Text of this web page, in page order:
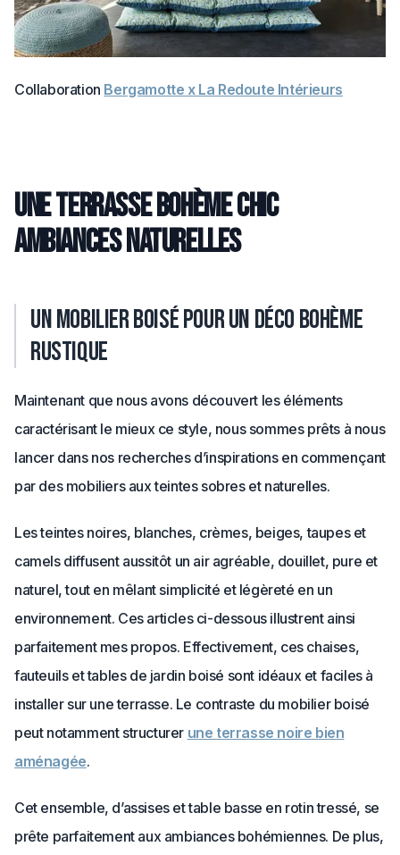
Collaboration Bergamotte x La Redoute Intérieurs
Une terrasse bohème chic
ambiances naturelles
Un mobilier boisé pour un déco bohème
rustique
Maintenant que nous avons découvert les éléments
caractérisant le mieux ce style, nous sommes prêts à nous
lancer dans nos recherches d’inspirations en commençant
par des mobiliers aux teintes sobres et naturelles.
Les teintes noires, blanches, crèmes, beiges, taupes et
camels diffusent aussitôt un air agréable, douillet, pure et
naturel, tout en mêlant simplicité et légèreté en un
environnement. Ces articles ci-dessous illustrent ainsi
parfaitement mes propos. Effectivement, ces chaises,
fauteuils et tables de jardin boisé sont idéaux et faciles à
installer sur une terrasse. Le contraste du mobilier boisé
peut notamment structurer une terrasse noire bien
aménagée.
Cet ensemble, d’assises et table basse en rotin tressé, se
prête parfaitement aux ambiances bohémiennes. De plus,